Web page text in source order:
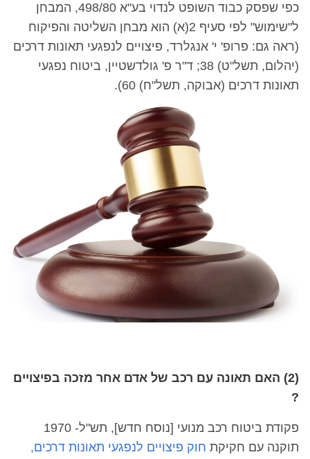
כפי שפסק כבוד השופט לנדוי בע"א 498/80, המבחן
ל"שימוש" לפי סעיף 2(א) הוא מבחן השליטה והפיקוח
(ראה גם: פרופ' י' אנגלרד, פיצויים לנפגעי תאונות דרכים
(יהלום, תשל"ט) 38; ד"ר פ' גולדשטיין, ביטוח נפגעי
תאונות דרכים (אבוקה, תשל"ח) 60).
(2) האם תאונה עם רכב של אדם אחר מזכה בפיצויים
?
פקודת ביטוח רכב מנועי [נוסח חדש], תש"ל- 1970
תוקנה עם חקיקת חוק פיצויים לנפגעי תאונות דרכים,